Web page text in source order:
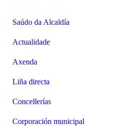
Saúdo da Alcaldía
Actualidade
Axenda
Liña directa
Concellerías
Corporación municipal